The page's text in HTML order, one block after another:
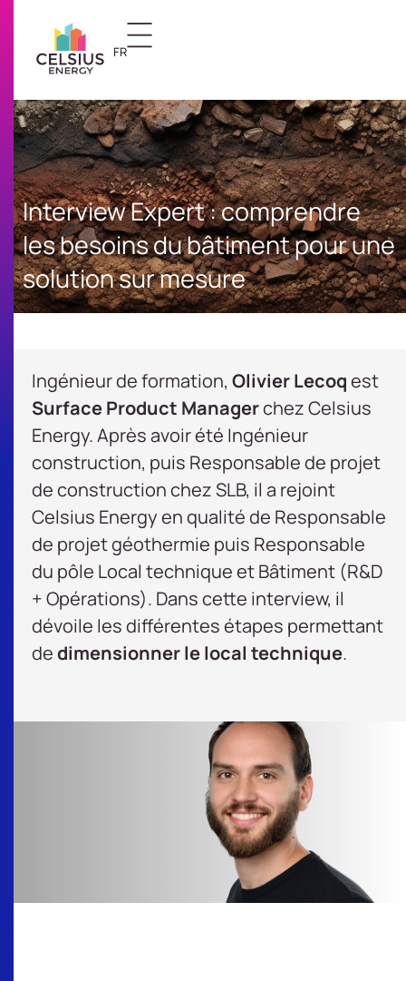
FR
US
Interview Expert : comprendre
les besoins du bâtiment pour une
solution sur mesure
Ingénieur de formation, Olivier Lecoqest
Surface Product Managerchez Celsius
Energy. Après avoir été Ingénieur
construction, puis Responsable de projet
de construction chez SLB, il a rejoint
Celsius Energy en qualité de Responsable
de projet géothermie puis Responsable
du pôle Local technique et Bâtiment (R&D
+ Opérations). Dans cette interview, il
dévoile les différentes étapes permettant
dedimensionner le local technique.